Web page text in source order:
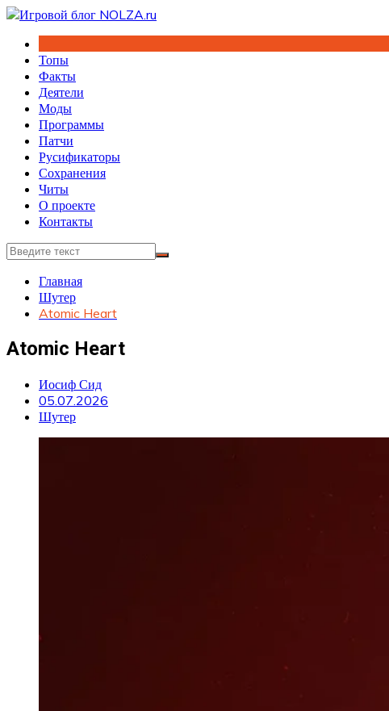
Перейти
содержимому
Топы
Факты
Деятели
Моды
Программы
Патчи
Русификаторы
Сохранения
Читы
О проекте
Контакты
Главная
Шутер
Atomic Heart
Atomic Heart
Иосиф Сид
05.07.2026
Шутер